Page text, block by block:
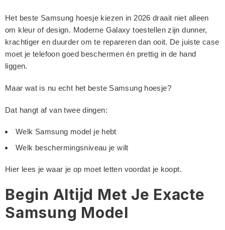
Het beste Samsung hoesje kiezen in 2026 draait niet alleen
om kleur of design. Moderne Galaxy toestellen zijn dunner,
krachtiger en duurder om te repareren dan ooit. De juiste case
moet je telefoon goed beschermen én prettig in de hand
liggen.
Maar wat is nu echt het beste Samsung hoesje?
Dat hangt af van twee dingen:
Welk Samsung model je hebt
Welk beschermingsniveau je wilt
Hier lees je waar je op moet letten voordat je koopt.
Begin Altijd Met Je Exacte
Samsung Model